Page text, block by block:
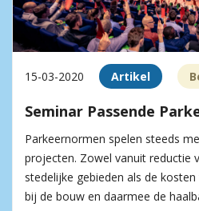
15-03-2020 Artikel
Seminar Passende
Parkeernormen spelen steeds
projecten. Zowel vanuit reductie
stedelijke gebieden als de
bij de bouw en daarmee de